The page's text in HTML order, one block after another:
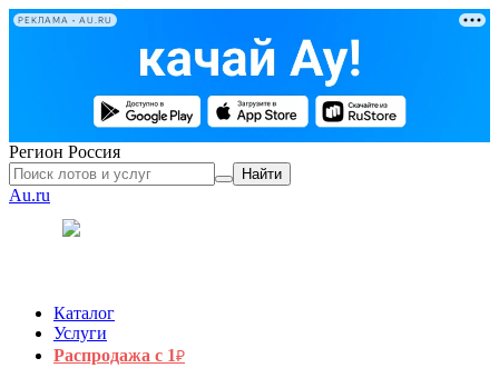
РЕКЛАМА • AU.RU
Регион Россия
Найти
Au.ru
Каталог
Услуги
Распродажа с 1₽